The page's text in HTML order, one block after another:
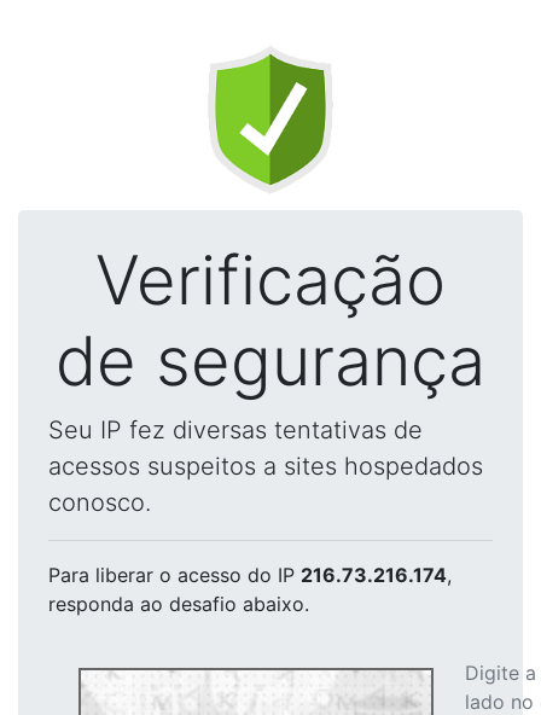
Verificação
de segurança
Seu IP fez diversas tentativas de
acessos suspeitos a sites hospedados
conosco.
Para liberar o acesso do IP 216.73.216.174,
responda ao desafio abaixo.
Digite
lado no